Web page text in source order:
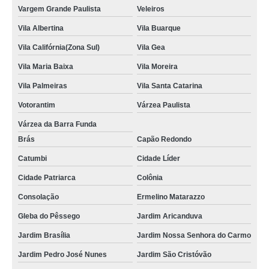
Vargem Grande Paulista Veleiros
Vila Albertina Vila Buarque
Vila Califórnia(Zona Sul) Vila Gea
Vila Maria Baixa Vila Moreira
Vila Palmeiras Vila Santa Catarina
Votorantim Várzea Paulista
Várzea da Barra Funda
Brás
Capão Redondo
Catumbi Cidade Líder
Cidade Patriarca Colônia
Consolação Ermelino Matarazzo
Gleba do Pêssego Jardim Aricanduva
Jardim Brasília Jardim Nossa Senhora do Carmo
Jardim Pedro José Nunes Jardim São Cristóvão